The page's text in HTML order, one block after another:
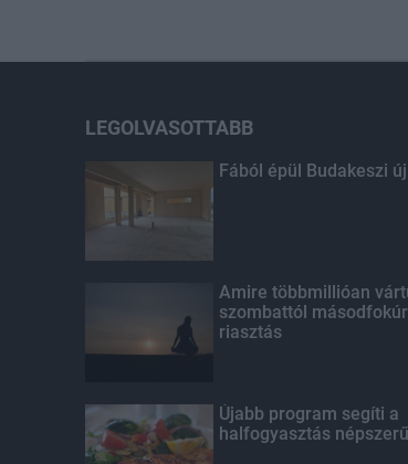
LEGOLVASOTTABB
Fából épül Budakeszi
Amire többmillióan
szombattól
riasztás
Újabb program segíti a
halfogyasztás